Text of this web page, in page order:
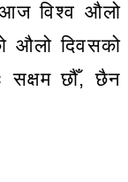
विश्व औलो
औलो दिवसको
सक्षम छौँ, छैन